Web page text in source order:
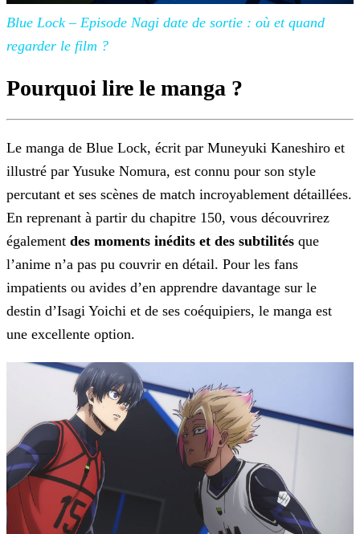
Blue Lock – Episode Nagi date de sortie : où et quand
regarder le film ?
Pourquoi lire le manga ?
Le manga de Blue Lock, écrit par Muneyuki Kaneshiro et
illustré par Yusuke Nomura, est connu pour son style
percutant et ses scènes de match incroyablement détaillées.
En reprenant à partir du chapitre 150, vous découvrirez
également des moments inédits et des subtilités que
l’anime n’a pas pu couvrir en détail. Pour les fans
impatients ou avides d’en apprendre davantage sur le
destin d’Isagi Yoichi et de ses coéquipiers, le manga est
une excellente option.